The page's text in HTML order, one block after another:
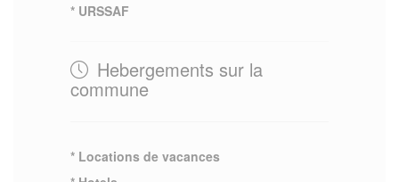
* URSSAF
Hebergements sur la
commune
* Locations de vacances